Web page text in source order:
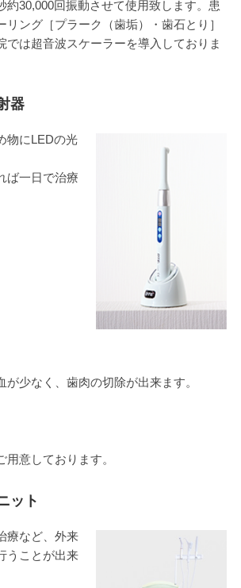
約30,000回振動させて使用致します。患
リング［プラーク（歯垢）・歯石とり］
では超音波スケーラーを導入しておりま
器
物にLEDの光
ば一日で治療
が少なく、歯肉の切除が出来ます。
意しております。
ット
療など、外来
うことが出来